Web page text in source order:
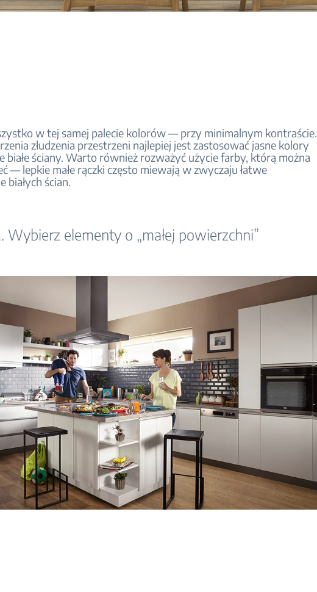
w tej samej palecie kolorów — przy minimalnym kontraście.
złudzenia przestrzeni najlepiej jest zastosować jasne kolory
białe ściany. Warto również rozważyć użycie farby, którą można
— lepkie małe rączki często miewają w zwyczaju łatwe
białych ścian.
Wybierz elementy o „małej powierzchni”